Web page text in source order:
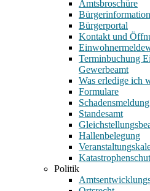
Amtsbroschüre
Bürgerportal
Kontakt und
Terminbuchung
Gewerbeamt
Was erledige ich
Formulare
Schadensmeldung
Standesamt
Hallenbelegung
Politik